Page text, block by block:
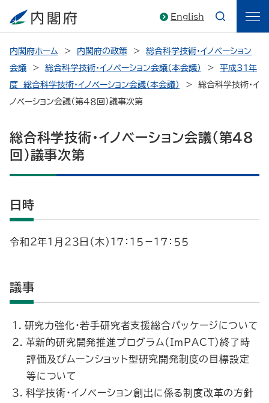
English
内閣府ホーム 内閣府の政策
総合科学技術・イノベーション
会議
総合科学技術・イノベーション会議（本会議）
平成31年
度 総合科学技術・イノベーション会議（本会議）
総合科学技術・イ
ノベーション会議（第４８回）議事次第
総合科学技術・イノベーション会議（第４８
回）議事次第
日時
令和２年１月２３日（木）１７：１５－１７：５５
議事
１．研究力強化・若手研究者支援総合パッケージについて
２．革新的研究開発推進プログラム（ImPACT）終了時
評価及びムーンショット型研究開発制度の目標設定
等について
３．科学技術・イノベーション創出に係る制度改革の方針